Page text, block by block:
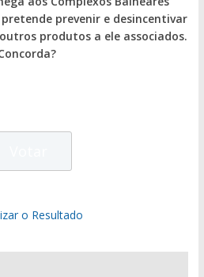
prevenir e desincentivar
produtos a ele associados.
o Resultado